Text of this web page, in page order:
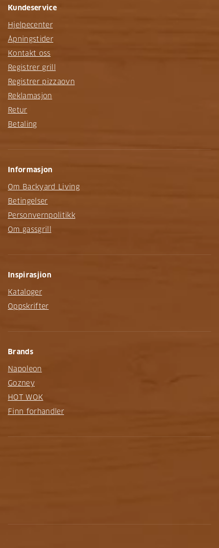
Kundeservice
Hjelpecenter
Åpningstider
Kontakt oss
Registrer grill
Registrer pizzaovn
Reklamasjon
Retur
Betaling
Informasjon
Om Backyard Living
Betingelser
Personvernpolitikk
Om gassgrill
Inspirasjion
Kataloger
Oppskrifter
Brands
Napoleon
Gozney
HOT WOK
Finn forhandler